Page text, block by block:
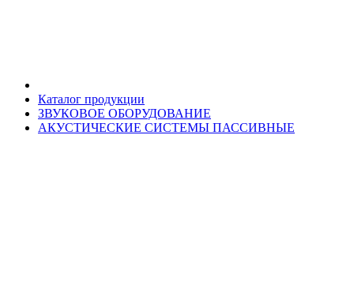
Каталог продукции
ЗВУКОВОЕ ОБОРУДОВАНИЕ
АКУСТИЧЕСКИЕ СИСТЕМЫ ПАССИВНЫЕ